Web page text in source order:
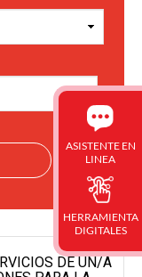
DE UN/A
ASISTENTE EN
LINEA
HERRAMIENTA
DIGITALES